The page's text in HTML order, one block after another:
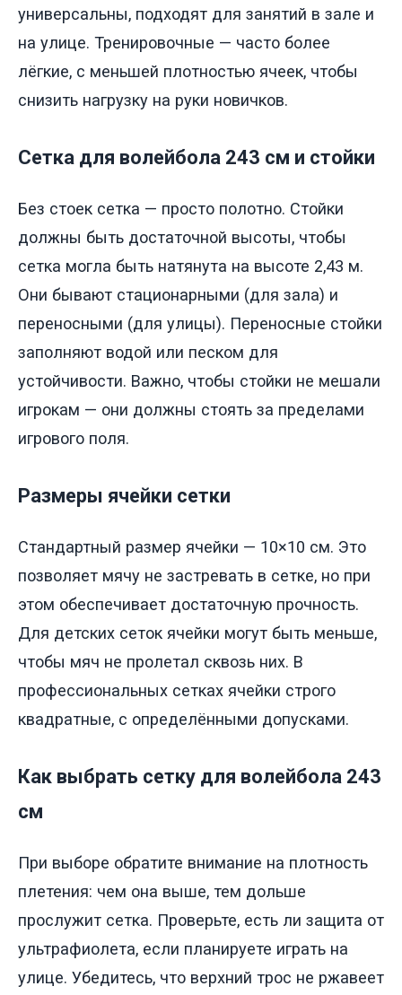
универсальны, подходят для занятий в зале и
на улице. Тренировочные — часто более
лёгкие, с меньшей плотностью ячеек, чтобы
снизить нагрузку на руки новичков.
Сетка для волейбола 243 см и стойки
Без стоек сетка — просто полотно. Стойки
должны быть достаточной высоты, чтобы
сетка могла быть натянута на высоте 2,43 м.
Они бывают стационарными (для зала) и
переносными (для улицы). Переносные стойки
заполняют водой или песком для
устойчивости. Важно, чтобы стойки не мешали
игрокам — они должны стоять за пределами
игрового поля.
Размеры ячейки сетки
Стандартный размер ячейки — 10×10 см. Это
позволяет мячу не застревать в сетке, но при
этом обеспечивает достаточную прочность.
Для детских сеток ячейки могут быть меньше,
чтобы мяч не пролетал сквозь них. В
профессиональных сетках ячейки строго
квадратные, с определёнными допусками.
Как выбрать сетку для волейбола 243
см
При выборе обратите внимание на плотность
плетения: чем она выше, тем дольше
прослужит сетка. Проверьте, есть ли защита от
ультрафиолета, если планируете играть на
улице. Убедитесь, что верхний трос не ржавеет